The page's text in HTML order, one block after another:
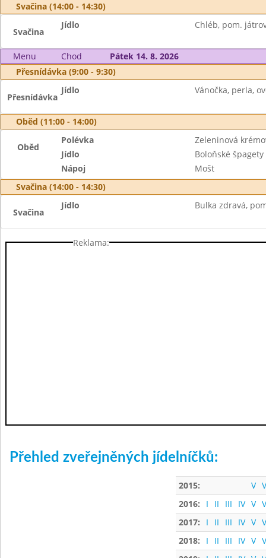
Svačina (14:00 - 14:30)
Svačina
Jídlo Chléb, pom.
Menu Chod
Pátek 14. 8. 2026
Přesnídávka (9:00 - 9:30)
Přesnídávka
Jídlo Vánočka, perla,
Oběd (11:00 - 14:00)
Oběd
Polévka
Zeleninová
Jídlo
Boloňské
Nápoj
Mošt
Svačina (14:00 - 14:30)
Svačina
Jídlo Bulka zdravá,
Reklama:
Přehled zveřejněných jídelníčků:
2015: V
2016:
I II III IV V
2017:
I II III IV V
2018:
I II III IV V